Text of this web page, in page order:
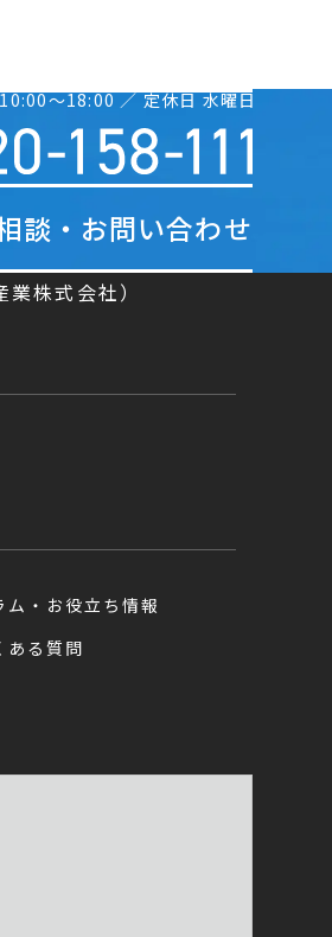
〜18:00 ／ 定休日 水曜日
談・お問い合わせ
株式会社）
ム・お役立ち情報
ある質問